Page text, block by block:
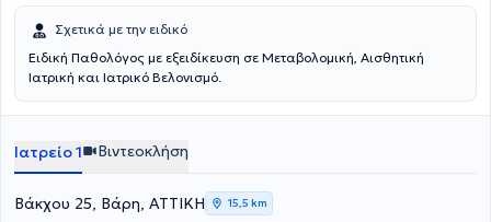
Σχετικά με την ειδικό
Ειδική Παθολόγος με εξειδίκευση σε Μεταβολομική, Αισθητική
Ιατρική και Ιατρικό Βελονισμό.
Ιατρείο 1 Βιντεοκλήση
Βάκχου 25, Βάρη, ΑΤΤΙΚΗ 15,5 km